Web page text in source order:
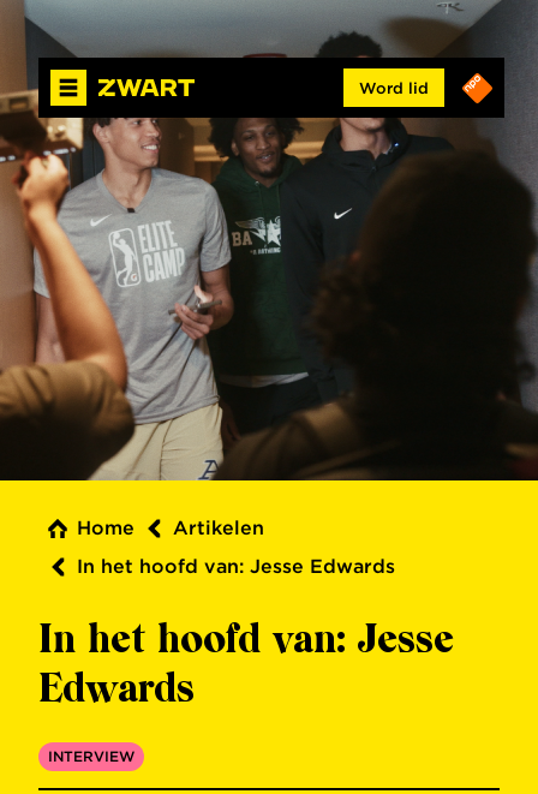
Word lid
Home
Artikelen
In het hoofd van: Jesse Edwards
In het hoofd van: Jesse
Edwards
INTERVIEW